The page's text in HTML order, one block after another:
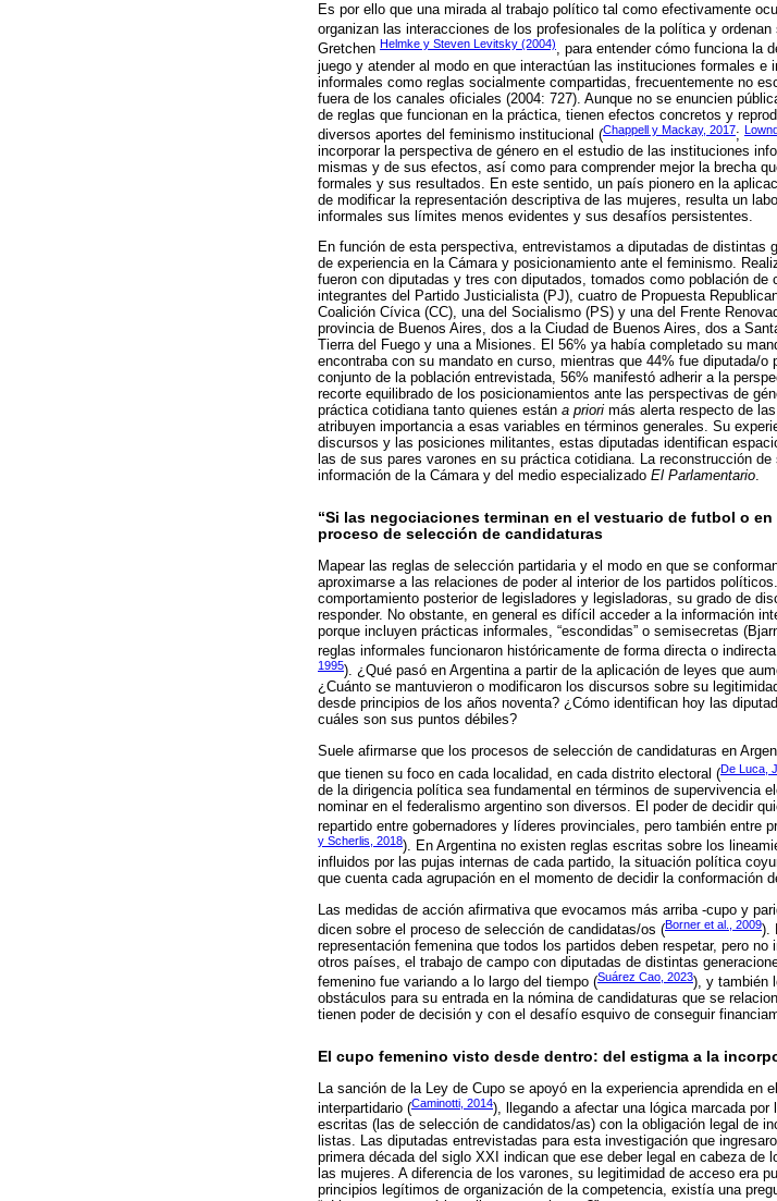
Es por ello que una mirada al trabajo político tal como efectivamente
organizan las interacciones de los profesionales de la política y
Gretchen Helmke y Steven Levitsky (2004), para entender cómo funciona la
juego y atender al modo en que interactúan las instituciones formales
informales como reglas socialmente compartidas, frecuentemente no
fuera de los canales oficiales (2004: 727). Aunque no se enuncien
de reglas que funcionan en la práctica, tienen efectos concretos y
diversos aportes del feminismo institucional (Chappell y Mackay, 2017;
incorporar la perspectiva de género en el estudio de las instituciones
mismas y de sus efectos, así como para comprender mejor la brecha
formales y sus resultados. En este sentido, un país pionero en la
de modificar la representación descriptiva de las mujeres, resulta un
informales sus límites menos evidentes y sus desafíos persistentes.
En función de esta perspectiva, entrevistamos a diputadas de distintas
de experiencia en la Cámara y posicionamiento ante el feminismo.
fueron con diputadas y tres con diputados, tomados como población
integrantes del Partido Justicialista (PJ), cuatro de Propuesta
Coalición Cívica (CC), una del Socialismo (PS) y una del Frente
provincia de Buenos Aires, dos a la Ciudad de Buenos Aires, dos a
Tierra del Fuego y una a Misiones. El 56% ya había completado su
encontraba con su mandato en curso, mientras que 44% fue diputada/
conjunto de la población entrevistada, 56% manifestó adherir a la
recorte equilibrado de los posicionamientos ante las perspectivas de
práctica cotidiana tanto quienes están a priori más alerta respecto de
atribuyen importancia a esas variables en términos generales. Su
discursos y las posiciones militantes, estas diputadas identifican
las de sus pares varones en su práctica cotidiana. La reconstrucción
información de la Cámara y del medio especializado El Parlamentario.
“Si las negociaciones terminan en el vestuario de futbol o
proceso de selección de candidaturas
Mapear las reglas de selección partidaria y el modo en que se
aproximarse a las relaciones de poder al interior de los partidos
comportamiento posterior de legisladores y legisladoras, su grado de
responder. No obstante, en general es difícil acceder a la información
porque incluyen prácticas informales, “escondidas” o semisecretas
reglas informales funcionaron históricamente de forma directa o
1995). ¿Qué pasó en Argentina a partir de la aplicación de leyes que
¿Cuánto se mantuvieron o modificaron los discursos sobre su
desde principios de los años noventa? ¿Cómo identifican hoy las
cuáles son sus puntos débiles?
Suele afirmarse que los procesos de selección de candidaturas en
que tienen su foco en cada localidad, en cada distrito electoral (De Luca,
de la dirigencia política sea fundamental en términos de supervivencia
nominar en el federalismo argentino son diversos. El poder de decidir
repartido entre gobernadores y líderes provinciales, pero también entre
y Scherlis, 2018). En Argentina no existen reglas escritas sobre los
influidos por las pujas internas de cada partido, la situación política
que cuenta cada agrupación en el momento de decidir la conformación
Las medidas de acción afirmativa que evocamos más arriba -cupo y
dicen sobre el proceso de selección de candidatas/os (Borner et al., 2009).
representación femenina que todos los partidos deben respetar, pero
otros países, el trabajo de campo con diputadas de distintas
femenino fue variando a lo largo del tiempo (Suárez Cao, 2023), y también
obstáculos para su entrada en la nómina de candidaturas que se
tienen poder de decisión y con el desafío esquivo de conseguir
El cupo femenino visto desde dentro: del estigma a la
La sanción de la Ley de Cupo se apoyó en la experiencia aprendida en
interpartidario (Caminotti, 2014), llegando a afectar una lógica marcada
escritas (las de selección de candidatos/as) con la obligación legal de
listas. Las diputadas entrevistadas para esta investigación que
primera década del siglo XXI indican que ese deber legal en cabeza
las mujeres. A diferencia de los varones, su legitimidad de acceso era
principios legítimos de organización de la competencia, existía una